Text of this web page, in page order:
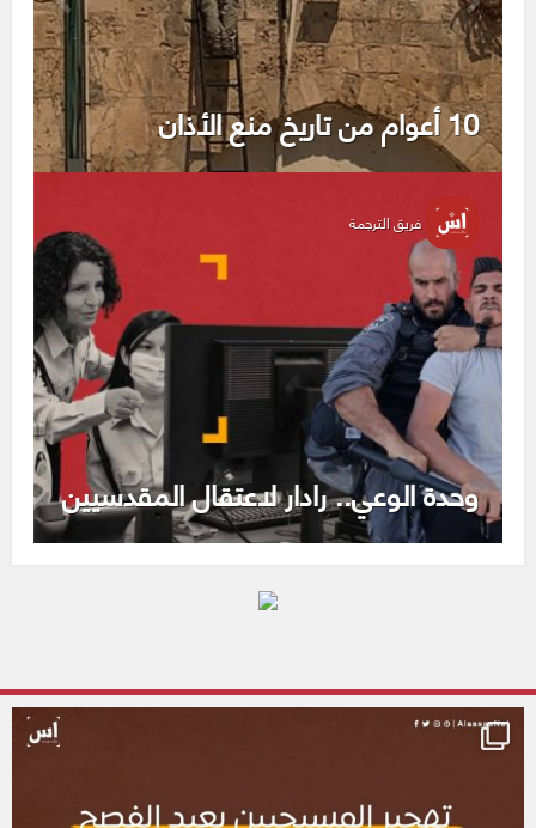
10 أعوام من تاريخ منع الأذان
فريق الترجمة
وحدة الوعي.. رادار لاعتقال المقدسيين